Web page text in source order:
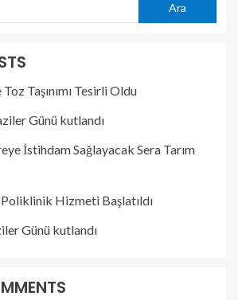
Ara
Toz Taşınımı Tesirli Oldu
Günü kutlandı
İstihdam Sağlayacak Sera Tarım
Poliklinik Hizmeti Başlatıldı
Günü kutlandı